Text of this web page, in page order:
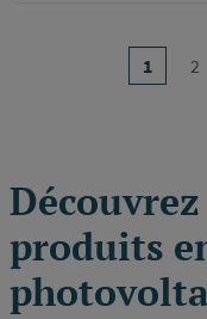
Page
1 2
produits